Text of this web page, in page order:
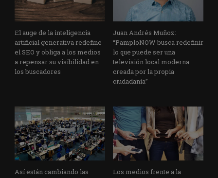
El auge de la inteligencia
artificial generativa redefine
el SEO y obliga a los medios
a repensar su visibilidad en
los buscadores
Juan Andrés Muñoz:
“PamploNOW busca redefinir
lo que puede ser una
televisión local moderna
creada por la propia
ciudadanía”
Así están cambiando las
Los medios frente a la